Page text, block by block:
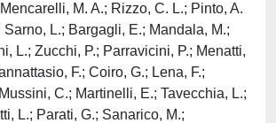
M. A.; Rizzo, C. L.; Pinto, A.
Sarno, L.; Bargagli, E.; Mandala, M.;
L.; Zucchi, P.; Parravicini, P.; Menatti,
F.; Coiro, G.; Lena, F.;
C.; Martinelli, E.; Tavecchia, L.;
L.; Parati, G.; Sanarico, M.;